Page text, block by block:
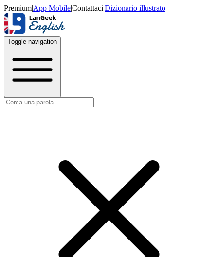
Premium|App Mobile|Contattaci|Dizionario illustrato
Toggle navigation